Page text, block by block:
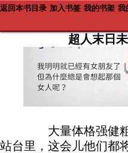
返回本书目录 加入书签 我的书架 我
超人末日
大量体格强健粗犷
站台里，这会儿他们都